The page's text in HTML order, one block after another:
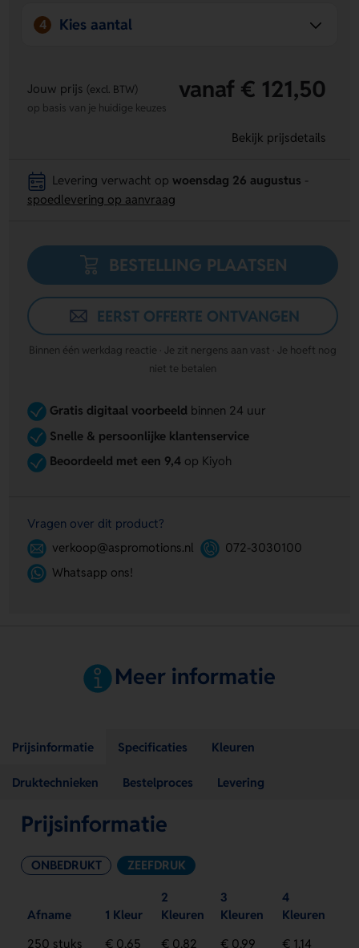
4 Kies aantal
Jouw prijs (excl. BTW) vanaf € 121,50
op basis van je huidige keuzes
Bekijk prijsdetails
Levering verwacht op woensdag 26 augustus
spoedlevering op aanvraag
BESTELLING PLAATSEN
EERST OFFERTE ONTVANGEN
Binnen één werkdag reactie · Je zit nergens aan vast · Je hoeft nog
niet te betalen
Gratis digitaal voorbeeld binnen 24 uur
Snelle & persoonlijke klantenservice
Beoordeeld met een 9,4op Kiyoh
Vragen over dit product?
verkoop@aspromotions.nl
072-3030100
Whatsapp ons!
Meer informatie
Prijsinformatie Specificaties Kleuren
Druktechnieken Bestelproces Levering
Prijsinformatie
ONBEDRUKT ZEEFDRUK
Afname 1 Kleur
2
Kleuren
3
Kleuren
4
Kleuren
250 stuks
€ 0,65 € 0,82 € 0,99 € 1,14